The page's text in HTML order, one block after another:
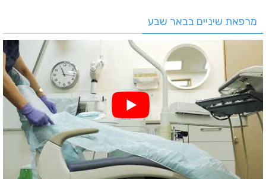
מרפאת שיניים בבאר שבע